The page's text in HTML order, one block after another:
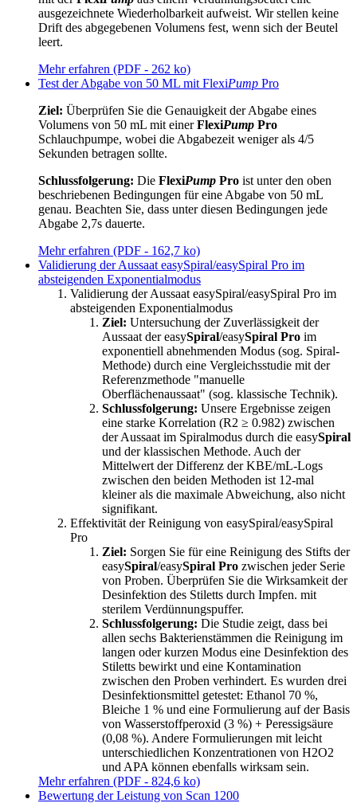
ausgezeichnete Wiederholbarkeit aufweist. Wir stellen keine
Drift des abgegebenen Volumens fest, wenn sich der Beutel
leert.
Mehr erfahren (PDF - 262 ko)
Test der Abgabe von 50 ML mit FlexiPump Pro
Ziel: Überprüfen Sie die Genauigkeit der Abgabe eines
Volumens von 50 mL mit einerFlexiPump Pro
Schlauchpumpe, wobei die Abgabezeit weniger als 4/5
Sekunden betragen sollte.
Schlussfolgerung: Die FlexiPump Pro ist unter den oben
beschriebenen Bedingungen für eine Abgabe von 50 mL
genau. Beachten Sie, dass unter diesen Bedingungen jede
Abgabe 2,7s dauerte.
Mehr erfahren (PDF - 162,7 ko)
Validierung der Aussaat easySpiral/easySpiral Pro im
absteigenden Exponentialmodus
Validierung der Aussaat easySpiral/easySpiral Pro im
absteigenden Exponentialmodus
Ziel: Untersuchung der Zuverlässigkeit der
Aussaat der easySpiral/easySpiral Pro im
exponentiell abnehmenden Modus (sog. Spiral-
Methode) durch eine Vergleichsstudie mit der
Referenzmethode "manuelle
Oberflächenaussaat" (sog. klassische Technik).
Schlussfolgerung: Unsere Ergebnisse zeigen
eine starke Korrelation (R2 ≥ 0.982) zwischen
der Aussaat im Spiralmodus durch die easySpiral
und der klassischen Methode. Auch der
Mittelwert der Differenz der KBE/mL-Logs
zwischen den beiden Methoden ist 12-mal
kleiner als die maximale Abweichung, also nicht
signifikant.
Effektivität der Reinigung von easySpiral/easySpiral
Pro
Ziel: Sorgen Sie für eine Reinigung des Stifts der
easySpiral/easySpiral Pro zwischen jeder Serie
von Proben. Überprüfen Sie die Wirksamkeit der
Desinfektion des Stiletts durch Impfen. mit
sterilem Verdünnungspuffer.
Schlussfolgerung: Die Studie zeigt, dass bei
allen sechs Bakterienstämmen die Reinigung im
langen oder kurzen Modus eine Desinfektion des
Stiletts bewirkt und eine Kontamination
zwischen den Proben verhindert. Es wurden drei
Desinfektionsmittel getestet: Ethanol 70 %,
Bleiche 1 % und eine Formulierung auf der Basis
von Wasserstoffperoxid (3 %) + Peressigsäure
(0,08 %). Andere Formulierungen mit leicht
unterschiedlichen Konzentrationen von H2O2
und APA können ebenfalls wirksam sein.
Mehr erfahren (PDF - 824,6 ko)
Bewertung der Leistung von Scan 1200